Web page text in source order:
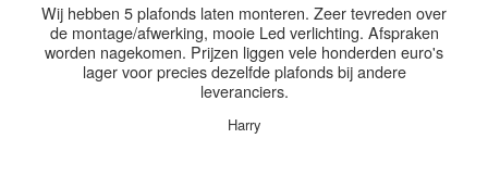
Wij hebben 5 plafonds laten monteren. Zeer tevreden over
de montage/afwerking, mooie Led verlichting. Afspraken
worden nagekomen. Prijzen liggen vele honderden euro's
lager voor precies dezelfde plafonds bij andere
leveranciers.
Harry